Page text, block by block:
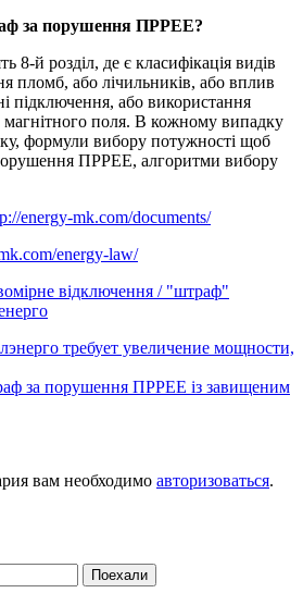
за порушення ПРРЕЕ?
8-й розділ, де є класифікація видів
пломб, або лічильників, або вплив
підключення, або використання
магнітного поля. В кожному випадку
формули вибору потужності щоб
ПРРЕЕ, алгоритми вибору
energy-mk.com/documents/
energy-law/
відключення / "штраф"
требует увеличение мощности,
за порушення ПРРЕЕ із завищеним
вам необходимо авторизоваться.